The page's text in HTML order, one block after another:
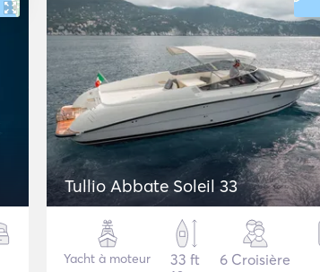
Tullio Abbate Soleil 33
Yacht à moteur
33 ft
6 Croisière